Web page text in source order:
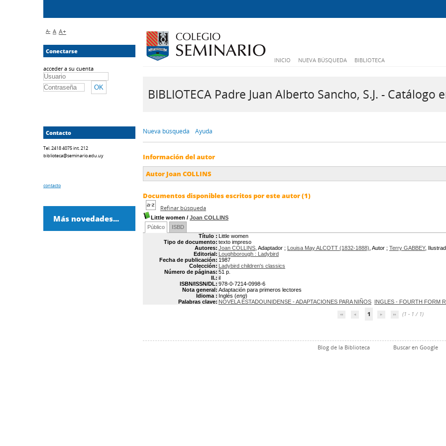
INICIO NUEVA BÚSQUEDA BIBLIOTECA
BIBLIOTECA Padre Juan Alberto Sancho, S.J. - Catálogo
Nueva búsqueda Ayuda
Información del autor
Autor Joan COLLINS
Documentos disponibles escritos por este autor (1)
Refinar búsqueda
Little women / Joan COLLINS
Público
ISBD
Título : Little women
Tipo de documento: texto impreso
Autores: Joan COLLINS , Adaptador ; Louisa May ALCOTT (1832-1888) , Autor ; Terry GABBEY,
Editorial: Loughborough : Ladybird
Fecha de publicación: 1987
Colección: Ladybird children's classics
Número de páginas: 51 p.
Il.: il
ISBN/ISSN/DL: 978-0-7214-0998-6
Nota general: Adaptación para primeros lectores
Idioma : Inglés (eng)
Palabras clave: NOVELA ESTADOUNIDENSE - ADAPTACIONES PARA NIÑOS INGLES - FOURTH FORM
1 (1 - 1 / 1)
Blog de la Biblioteca Buscar en Google
A- A A+
Conectarse
acceder a su cuenta
Contacto
Tel. 2418 4075 int. 212
biblioteca@seminario.edu.uy
contacto
Más novedades...